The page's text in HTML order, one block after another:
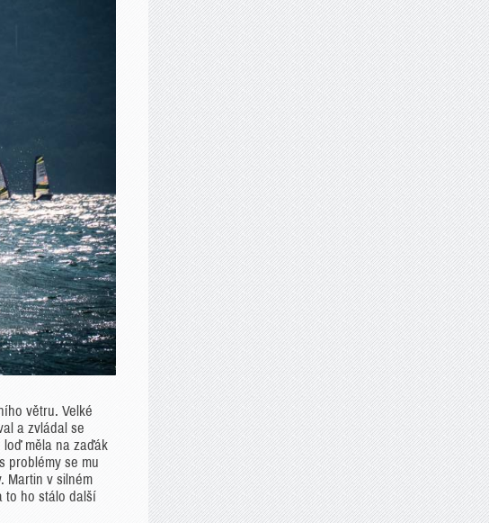
větru. Velké
a zvládal se
měla na zaďák
problémy se mu
Martin v silném
to ho stálo další